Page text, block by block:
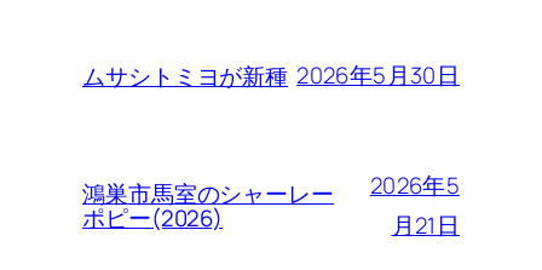
ムサシトミヨが新種 2026年5月30日
鴻巣市馬室のシャーレー
ポピー(2026)
2026年5
月21日